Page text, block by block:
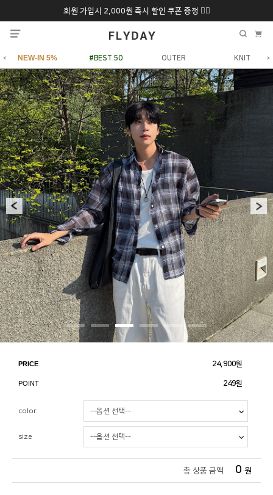
회원 가입시 2,000원 즉시 할인 쿠폰 증정 ❤️‍🔥
추석 특별 할인 10~20% 9/6 화 ~ 9/12월
NEW-IN 5% #BEST 50 OUTER KNIT
PRICE 24,900원
POINT 249원
color
size
총 상품 금액 0 원